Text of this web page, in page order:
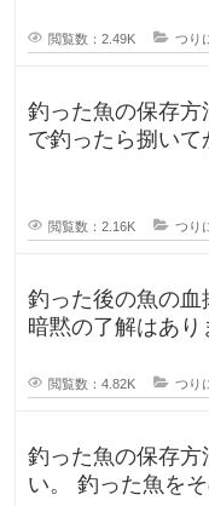
閲覧数：2.49K つり
釣った魚の保存方
で釣ったら捌い
閲覧数：2.16K つり
釣った後の魚の
暗黙の了解はありますか？ 釣っ
閲覧数：4.82K つり
釣った魚の保存方
い。 釣った魚を